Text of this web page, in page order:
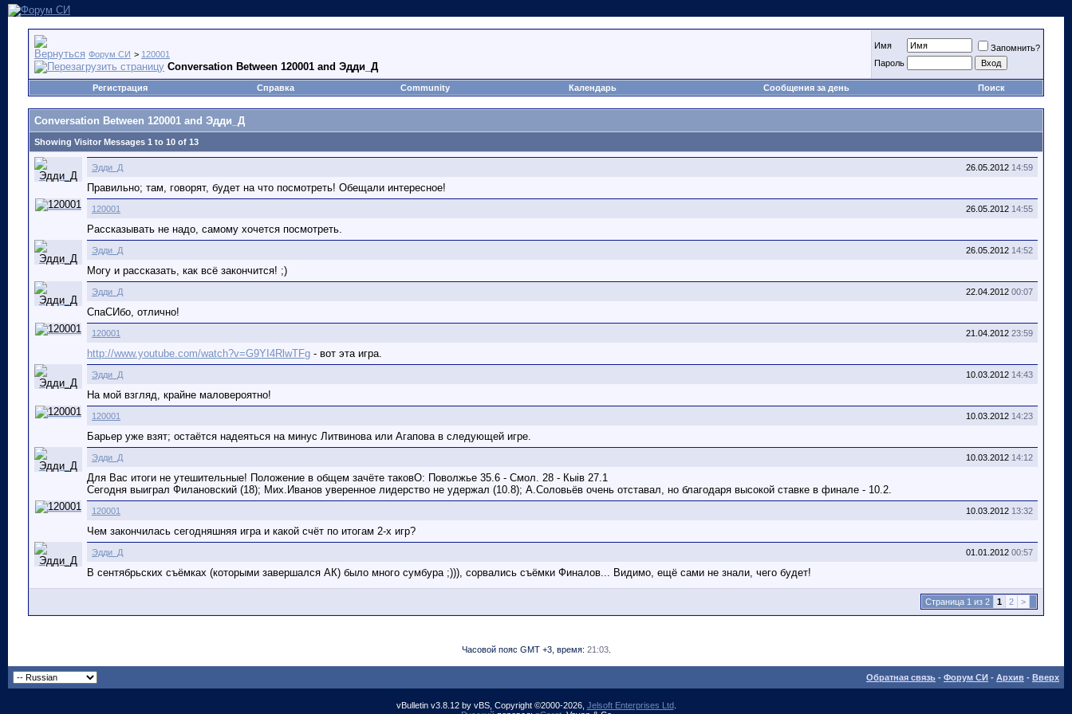
Форум СИ > 120001
Conversation Between 120001 and Эдди_Д
Имя
Запомнить?
Пароль
Регистрация Справка Community Календарь Сообщения за день Поиск
Conversation Between 120001 and Эдди_Д
Showing Visitor Messages 1 to 10 of 13
26.05.2012 14:59
Эдди_Д
Правильно; там, говорят, будет на что посмотреть! Обещали интересное!
26.05.2012 14:55
120001
Рассказывать не надо, самому хочется посмотреть.
26.05.2012 14:52
Эдди_Д
Могу и рассказать, как всё закончится! ;)
22.04.2012 00:07
Эдди_Д
СпаСИбо, отлично!
21.04.2012 23:59
120001
http://www.youtube.com/watch?v=G9YI4RlwTFg - вот эта игра.
10.03.2012 14:43
Эдди_Д
На мой взгляд, крайне маловероятно!
10.03.2012 14:23
120001
Барьер уже взят; остаётся надеяться на минус Литвинова или Агапова в следующей игре.
10.03.2012 14:12
Эдди_Д
Для Вас итоги не утешительные! Положение в общем зачёте таковО: Поволжье 35.6 - Смол. 28 - Кыiв 27.1
Сегодня выиграл Филановский (18); Мих.Иванов уверенное лидерство не удержал (10.8); А.Соловьёв очень отставал, но благодаря высокой ставке в финале - 10.2.
10.03.2012 13:32
120001
Чем закончилась сегодняшняя игра и какой счёт по итогам 2-х игр?
01.01.2012 00:57
Эдди_Д
В сентябрьских съёмках (которыми завершался АК) было много сумбура ;))), сорвались съёмки Финалов... Видимо, ещё сами не знали, чего будет!
Страница 1 из 2 1 2 >
Часовой пояс GMT +3, время: 21:03.
Обратная связь - Форум СИ - Архив - Вверх
vBulletin v3.8.12 by vBS, Copyright ©2000-2026, Jelsoft Enterprises Ltd.